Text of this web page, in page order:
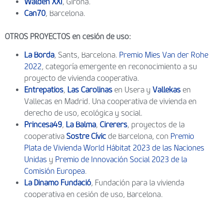
Can70, Barcelona.
OTROS PROYECTOS en cesión de uso:
La Borda, Sants, Barcelona. Premio Mies Van der Rohe
2022, categoría emergente en reconocimiento a su
proyecto de vivienda cooperativa.
Entrepatios, Las Carolinas en Usera y Vallekas en
Vallecas en Madrid. Una cooperativa de vivienda en
derecho de uso, ecológica y social.
Princesa49, La Balma, Cirerers, proyectos de la
cooperativa Sostre Cívic de Barcelona, con Premio
Plata de Vivienda World Hábitat 2023 de las Naciones
Unidas y Premio de Innovación Social 2023 de la
Comisión Europea.
La Dinamo Fundació, Fundación para la vivienda
cooperativa en cesión de uso, Barcelona.